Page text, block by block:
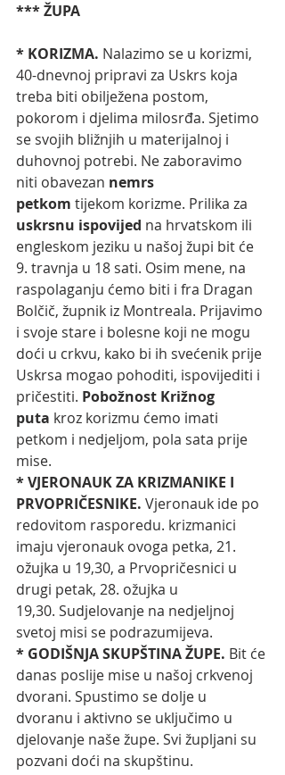
*** ŽUPA
* KORIZMA. Nalazimo se u korizmi,
40-dnevnoj pripravi za Uskrs koja
treba biti obilježena postom,
pokorom i djelima milosrđa. Sjetimo
se svojih bližnjih u materijalnoj i
duhovnoj potrebi. Ne zaboravimo
niti obavezan nemrs
petkom tijekom korizme. Prilika za
uskrsnu ispovijed na hrvatskom ili
engleskom jeziku u našoj župi bit će
9. travnja u 18 sati. Osim mene, na
raspolaganju ćemo biti i fra Dragan
Bolčič, župnik iz Montreala. Prijavimo
i svoje stare i bolesne koji ne mogu
doći u crkvu, kako bi ih svećenik prije
Uskrsa mogao pohoditi, ispovijediti i
pričestiti. Pobožnost Križnog
puta kroz korizmu ćemo imati
petkom i nedjeljom, pola sata prije
mise.
* VJERONAUK ZA KRIZMANIKE I
PRVOPRIČESNIKE. Vjeronauk ide po
redovitom rasporedu. krizmanici
imaju vjeronauk ovoga petka, 21.
ožujka u 19,30, a Prvopričesnici u
drugi petak, 28. ožujka u
19,30. Sudjelovanje na nedjeljnoj
svetoj misi se podrazumijeva.
* GODIŠNJA SKUPŠTINA ŽUPE. Bit će
danas poslije mise u našoj crkvenoj
dvorani. Spustimo se dolje u
dvoranu i aktivno se uključimo u
djelovanje naše župe. Svi župljani su
pozvani doći na skupštinu.